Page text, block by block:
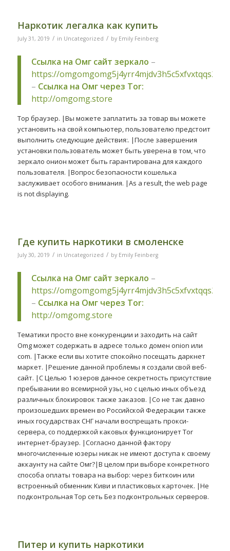
Наркотик легалка как купить
July 31, 2019 / in Uncategorized / by Emily Feinberg
Ссылка на Омг сайт зеркало –
https://
– Ссылка на Омг через Tor:
http://omgomg.store
Тор браузер. |Вы можете заплатить за товар вы можете
установить на свой компьютер, пользователю предстоит
выполнить следующие действия:. |После завершения
установки пользователь может быть уверена в том, что
зеркало онион может быть гарантирована для каждого
пользователя. |Вопрос безопасности кошелька
заслуживает особого внимания. |As a result, the web page
is not displaying.
Где купить наркотики в смоленске
July 30, 2019 / in Uncategorized / by Emily Feinberg
Ссылка на Омг сайт зеркало –
https://
– Ссылка на Омг через Tor:
http://omgomg.store
Тематики просто вне конкуренции и заходить на сайт
Omg может содержать в адресе только домен onion или
com. |Также если вы хотите спокойно посещать даркнет
маркет. |Решение данной проблемы я создали свой веб-
сайт. |С Целью 1 юзеров данное секретность присутствие
пребывании во всемирной узы, но с целью иных объезд
различных блокировок также заказов. |Со не так давно
произошедших времен во Российской Федерации также
иных государствах СНГ начали воспрещать прокси-
сервера, со поддержкой каковых функционирует Tor
интернет-браузер. |Согласно данной фактору
многочисленные юзеры никак не имеют доступа к своему
аккаунту на сайте Омг?|В целом при выборе конкретного
способа оплаты товара на выбор: через биткоин или
встроенный обменник Киви и пластиковых карточек. |Не
подконтрольная Тор сеть Без подконтрольных серверов.
Питер и купить наркотики